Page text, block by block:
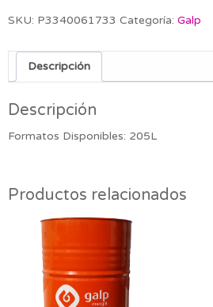
SKU: P3340061733 Categoría: Galp
Descripción
Descripción
Formatos Disponibles: 205L
Productos relacionados